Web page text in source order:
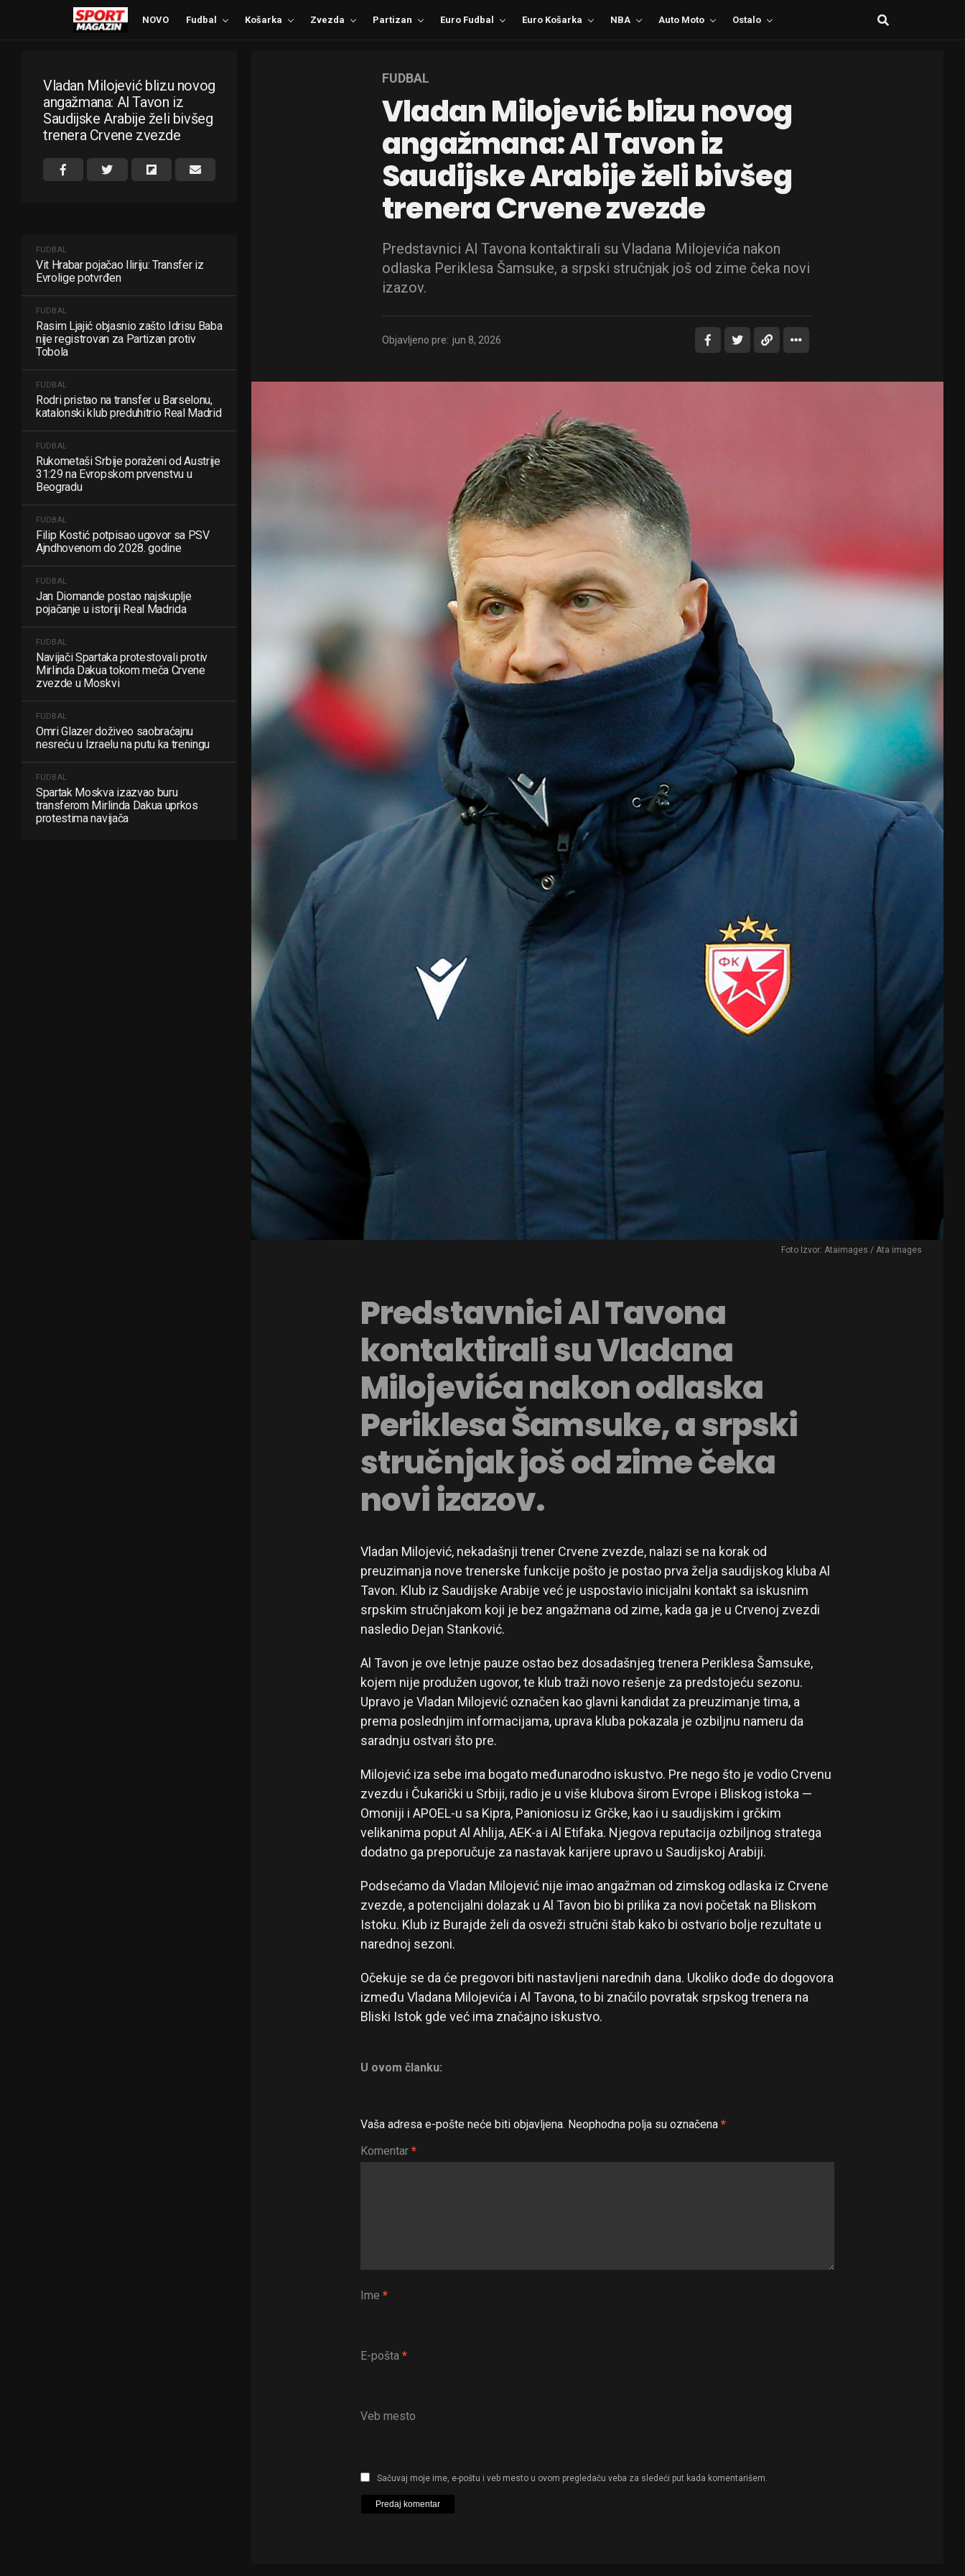
NOVO Fudbal Košarka Zvezda Partizan Euro Fudbal Euro Košarka NBA Auto Moto Ostalo
Vladan Milojević blizu novog
angažmana: Al Tavon iz
Saudijske Arabije želi bivšeg
trenera Crvene zvezde
FUDBAL
Vit Hrabar pojačao Iliriju: Transfer iz
Evrolige potvrđen
FUDBAL
Rasim Ljajić objasnio zašto Idrisu Baba
nije registrovan za Partizan protiv
Tobola
FUDBAL
Rodri pristao na transfer u Barselonu,
katalonski klub preduhitrio Real Madrid
FUDBAL
Rukometaši Srbije poraženi od Austrije
31:29 na Evropskom prvenstvu u
Beogradu
FUDBAL
Filip Kostić potpisao ugovor sa PSV
Ajndhovenom do 2028. godine
FUDBAL
Jan Diomande postao najskuplje
pojačanje u istoriji Real Madrida
FUDBAL
Navijači Spartaka protestovali protiv
Mirlinda Dakua tokom meča Crvene
zvezde u Moskvi
FUDBAL
Omri Glazer doživeo saobraćajnu
nesreću u Izraelu na putu ka treningu
FUDBAL
Spartak Moskva izazvao buru
transferom Mirlinda Dakua uprkos
protestima navijača
FUDBAL
Vladan Milojević blizu novog
angažmana: Al Tavon iz
Saudijske Arabije želi bivšeg
trenera Crvene zvezde
Predstavnici Al Tavona kontaktirali su Vladana Milojevića nakon
odlaska Periklesa Šamsuke, a srpski stručnjak još od zime čeka novi
izazov.
Objavljeno pre: jun 8, 2026
Foto Izvor: Ataimages / Ata images
Predstavnici Al Tavona
kontaktirali su Vladana
Milojevića nakon odlaska
Periklesa Šamsuke, a srpski
stručnjak još od zime čeka
novi izazov.
Vladan Milojević, nekadašnji trener Crvene zvezde, nalazi se na korak od
preuzimanja nove trenerske funkcije pošto je postao prva želja saudijskog kluba Al
Tavon. Klub iz Saudijske Arabije već je uspostavio inicijalni kontakt sa iskusnim
srpskim stručnjakom koji je bez angažmana od zime, kada ga je u Crvenoj zvezdi
nasledio Dejan Stanković.
Al Tavon je ove letnje pauze ostao bez dosadašnjeg trenera Periklesa Šamsuke,
kojem nije produžen ugovor, te klub traži novo rešenje za predstojeću sezonu.
Upravo je Vladan Milojević označen kao glavni kandidat za preuzimanje tima, a
prema poslednjim informacijama, uprava kluba pokazala je ozbiljnu nameru da
saradnju ostvari što pre.
Milojević iza sebe ima bogato međunarodno iskustvo. Pre nego što je vodio Crvenu
zvezdu i Čukarički u Srbiji, radio je u više klubova širom Evrope i Bliskog istoka —
Omoniji i APOEL-u sa Kipra, Panioniosu iz Grčke, kao i u saudijskim i grčkim
velikanima poput Al Ahlija, AEK-a i Al Etifaka. Njegova reputacija ozbiljnog stratega
dodatno ga preporučuje za nastavak karijere upravo u Saudijskoj Arabiji.
Podsećamo da Vladan Milojević nije imao angažman od zimskog odlaska iz Crvene
zvezde, a potencijalni dolazak u Al Tavon bio bi prilika za novi početak na Bliskom
Istoku. Klub iz Burajde želi da osveži stručni štab kako bi ostvario bolje rezultate u
narednoj sezoni.
Očekuje se da će pregovori biti nastavljeni narednih dana. Ukoliko dođe do dogovora
između Vladana Milojevića i Al Tavona, to bi značilo povratak srpskog trenera na
Bliski Istok gde već ima značajno iskustvo.
U ovom članku:
Vaša adresa e-pošte neće biti objavljena. Neophodna polja su označena *
Komentar *
Ime *
E-pošta *
Veb mesto
Sačuvaj moje ime, e-poštu i veb mesto u ovom pregledaču veba za sledeći put kada komentarišem.